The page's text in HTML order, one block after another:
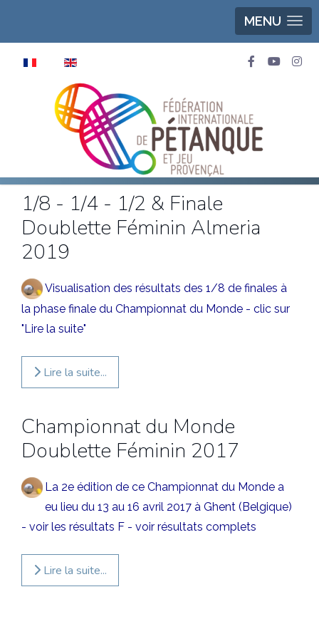
MENU
1/8 - 1/4 - 1/2 & Finale
Doublette Féminin Almeria
2019
Visualisation des résultats des 1/8 de finales à
la phase finale du Championnat du Monde - clic sur
"Lire la suite"
Lire la suite...
Championnat du Monde
Doublette Féminin 2017
La 2e édition de ce Championnat du Monde a
eu lieu du 13 au 16 avril 2017 à Ghent (Belgique)
- voir les résultats F - voir résultats complets
Lire la suite...